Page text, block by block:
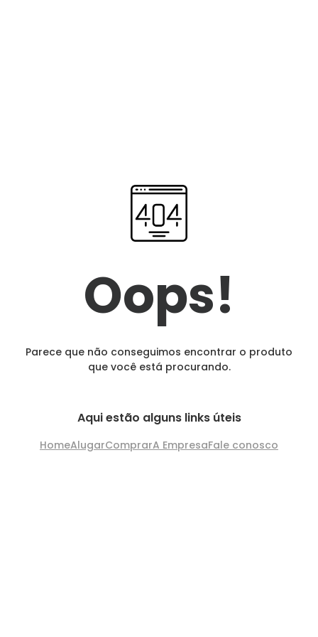
Oops!
Parece que não conseguimos encontrar o produto
que você está procurando.
Aqui estão alguns links úteis
HomeAlugarComprarA EmpresaFale conosco